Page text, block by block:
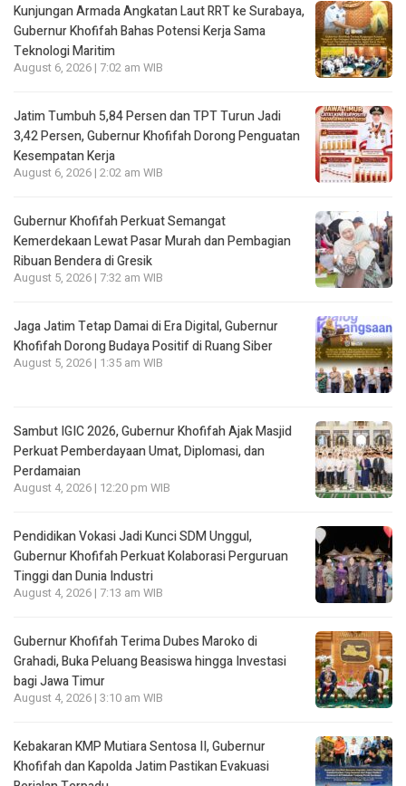
Kunjungan Armada Angkatan Laut RRT ke Surabaya,
Gubernur Khofifah Bahas Potensi Kerja Sama
Teknologi Maritim
August 6, 2026 | 7:02 am WIB
Jatim Tumbuh 5,84 Persen dan TPT Turun Jadi
3,42 Persen, Gubernur Khofifah Dorong Penguatan
Kesempatan Kerja
August 6, 2026 | 2:02 am WIB
Gubernur Khofifah Perkuat Semangat
Kemerdekaan Lewat Pasar Murah dan Pembagian
Ribuan Bendera di Gresik
August 5, 2026 | 7:32 am WIB
Jaga Jatim Tetap Damai di Era Digital, Gubernur
Khofifah Dorong Budaya Positif di Ruang Siber
August 5, 2026 | 1:35 am WIB
Sambut IGIC 2026, Gubernur Khofifah Ajak Masjid
Perkuat Pemberdayaan Umat, Diplomasi, dan
Perdamaian
August 4, 2026 | 12:20 pm WIB
Pendidikan Vokasi Jadi Kunci SDM Unggul,
Gubernur Khofifah Perkuat Kolaborasi Perguruan
Tinggi dan Dunia Industri
August 4, 2026 | 7:13 am WIB
Gubernur Khofifah Terima Dubes Maroko di
Grahadi, Buka Peluang Beasiswa hingga Investasi
bagi Jawa Timur
August 4, 2026 | 3:10 am WIB
Kebakaran KMP Mutiara Sentosa II, Gubernur
Khofifah dan Kapolda Jatim Pastikan Evakuasi